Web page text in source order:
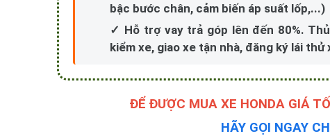
bậc bước chân, cảm biến áp suất lốp,...)
✓ Hỗ trợ vay trả góp lên đến 80%.
kiểm xe, giao xe tận nhà, đăng ký lái thử
ĐỂ ĐƯỢC MUA XE HONDA GIÁ
HÃY GỌI NGAY